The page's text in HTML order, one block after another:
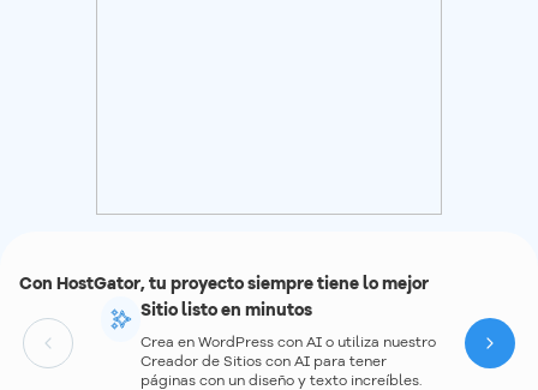
Con HostGator, tu proyecto siempre tiene lo mejor
Sitio listo en minutos
Crea en WordPress con AI o utiliza nuestro
Creador de Sitios con AI para tener
páginas con un diseño y texto increíbles.
Next